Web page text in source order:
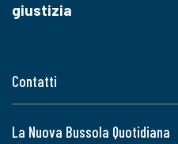
Contatti
La Nuova Bussola Quotidiana
giustizia